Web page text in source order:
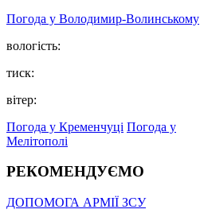
Погода у Володимир-Волинському
вологість:
тиск:
вітер:
Погода у Кременчуці Погода у
Мелітополі
РЕКОМЕНДУЄМО
ДОПОМОГА АРМІЇ ЗСУ